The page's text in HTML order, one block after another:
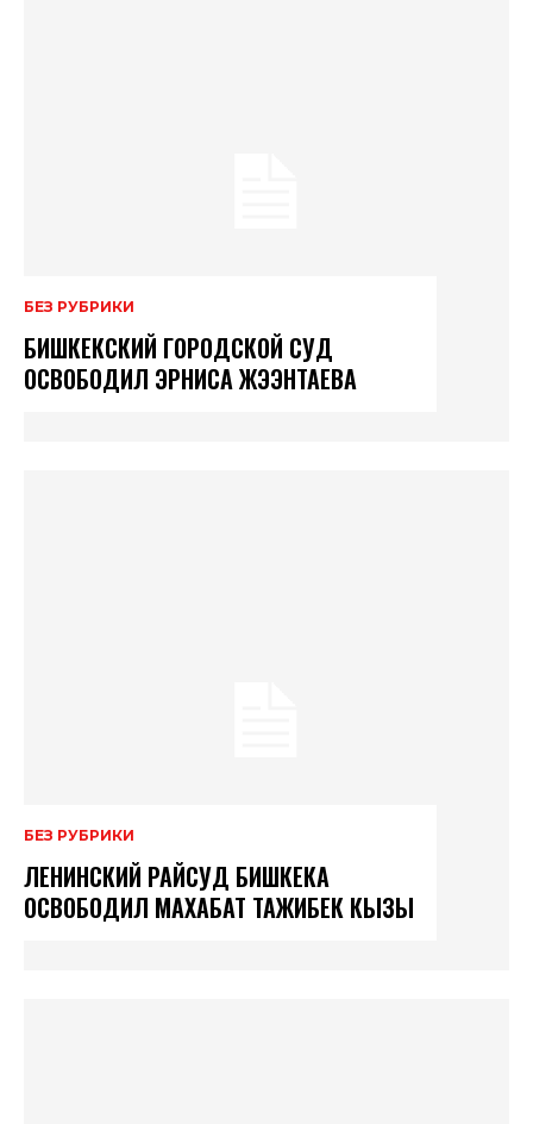
БЕЗ РУБРИКИ
БИШКЕКСКИЙ ГОРОДСКОЙ СУД
ОСВОБОДИЛ ЭРНИСА ЖЭЭНТАЕВА
БЕЗ РУБРИКИ
ЛЕНИНСКИЙ РАЙСУД БИШКЕКА
ОСВОБОДИЛ МАХАБАТ ТАЖИБЕК КЫЗЫ